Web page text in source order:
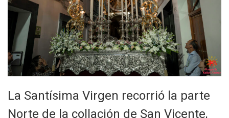
La Santísima Virgen recorrió la parte
Norte de la collación de San Vicente,